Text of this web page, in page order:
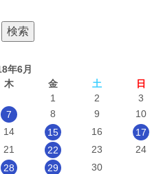
年6月
木 金 土
日
1
2
3
7 8 9
10
14 15 16
17
21 22 23
24
28 29 30